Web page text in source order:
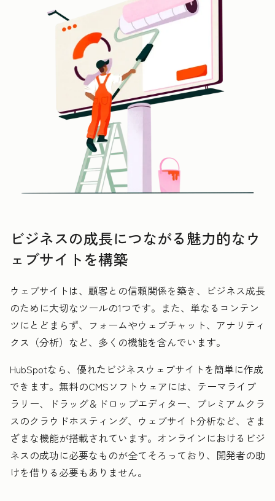
ビジネスの成長につながる魅力的なウ
ェブサイトを構築
ウェブサイトは、顧客との信頼関係を築き、ビジネス成長
のために大切なツールの1つです。また、単なるコンテン
ツにとどまらず、フォームやウェブチャット、アナリティ
クス（分析）など、多くの機能を含んでいます。
HubSpotなら、優れたビジネスウェブサイトを簡単に作成
できます。無料のCMSソフトウェアには、テーマライブ
ラリー、ドラッグ＆ドロップエディター、プレミアムクラ
スのクラウドホスティング、ウェブサイト分析など、さま
ざまな機能が搭載されています。オンラインにおけるビジ
ネスの成功に必要なものが全てそろっており、開発者の助
けを借りる必要もありません。